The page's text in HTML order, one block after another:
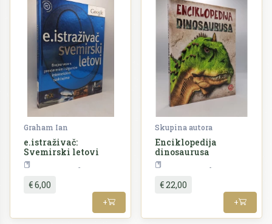
Graham Ian
e.istraživač:
Svemirski letovi
€ 6,00
+
Skupina autora
Enciklopedija
dinosaurusa
€ 22,00
+